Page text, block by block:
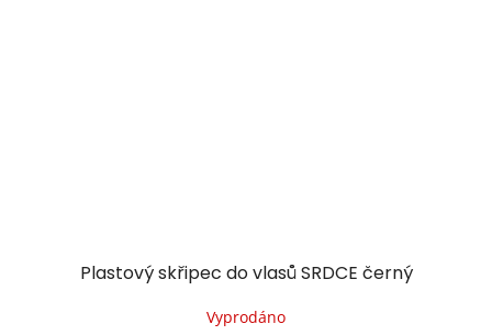
Plastový skřipec do vlasů SRDCE černý
Vyprodáno